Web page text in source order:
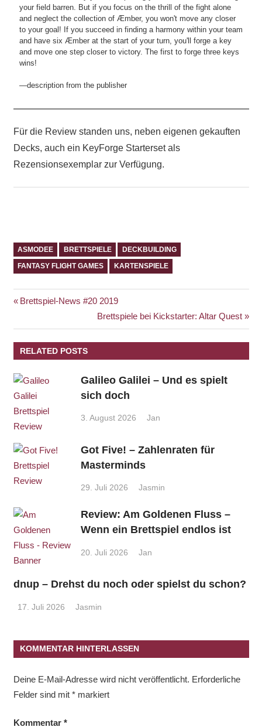
your field barren. But if you focus on the thrill of the fight alone
and neglect the collection of Æmber, you won't move any closer
to your goal! If you succeed in finding a harmony within your team
and have six Æmber at the start of your turn, you'll forge a key
and move one step closer to victory. The first to forge three keys
wins!
—description from the publisher
Für die Review standen uns, neben eigenen gekauften
Decks, auch ein KeyForge Starterset als
Rezensionsexemplar zur Verfügung.
ASMODEE BRETTSPIELE DECKBUILDING
FANTASY FLIGHT GAMES KARTENSPIELE
Beitragsnavigation
Vorheriger
Brettspiel-News #20 2019
Nächster
Beitrag:
Brettspiele bei Kickstarter: Altar Quest
RELATED POSTS
Galileo Galilei – Und es spielt
sich doch
3. August 2026 Jan
Got Five! – Zahlenraten für
Masterminds
29. Juli 2026 Jasmin
Review: Am Goldenen Fluss –
Wenn ein Brettspiel endlos ist
20. Juli 2026 Jan
dnup – Drehst du noch oder spielst du schon?
17. Juli 2026 Jasmin
KOMMENTAR HINTERLASSEN
Deine E-Mail-Adresse wird nicht veröffentlicht. Erforderliche
Felder sind mit *markiert
Kommentar *